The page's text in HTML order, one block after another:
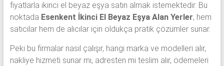
fiyatlarla ikinci el beyaz eşya satın almak istemektedir. Bu
noktada Esenkent İkinci El Beyaz Eşya Alan Yerler, hem
satıcılar hem de alıcılar için oldukça pratik çözümler sunar.
Peki bu firmalar nasıl çalışır, hangi marka ve modelleri alır,
nakliye hizmeti sunar mı, adresten mi teslim alır, ödemeleri